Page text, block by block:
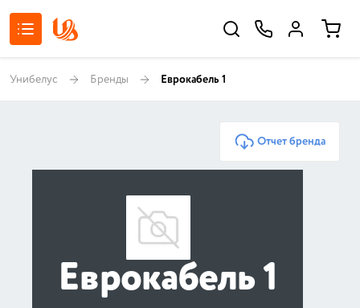
Унибелус Бренды Еврокабель 1
Отчет бренда
Еврокабель 1